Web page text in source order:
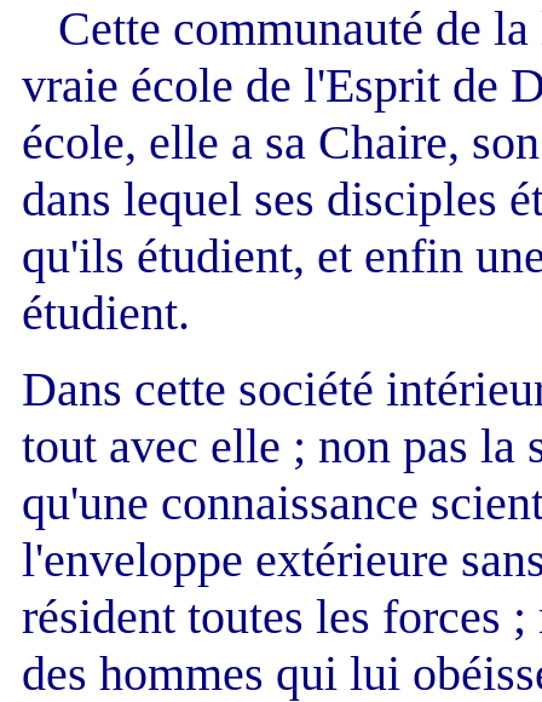
Cette communauté de
vraie école de l'Esprit de
école, elle a sa Chaire,
dans lequel ses disciples
qu'ils étudient, et enfin
étudient.
Dans cette société
tout avec elle ; non pas la
qu'une connaissance
l'enveloppe extérieure
résident toutes les forces
des hommes qui lui